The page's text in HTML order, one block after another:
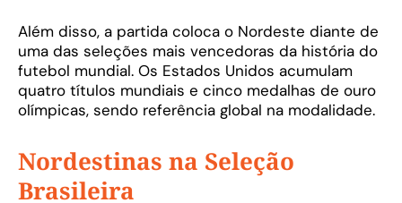
Além disso, a partida coloca o Nordeste diante de
uma das seleções mais vencedoras da história do
futebol mundial. Os Estados Unidos acumulam
quatro títulos mundiais e cinco medalhas de ouro
olímpicas, sendo referência global na modalidade.
Nordestinas na Seleção
Brasileira